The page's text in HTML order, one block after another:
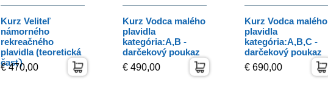
Kurz Veliteľ
námorného
rekreačného
plavidla (teoretická
časť)
€ 470,00
Kurz Vodca malého
plavidla
kategória:A,B -
darčekový poukaz
€ 490,00
Kurz Vodca malého
plavidla
kategória:A,B,C -
darčekový poukaz
€ 690,00